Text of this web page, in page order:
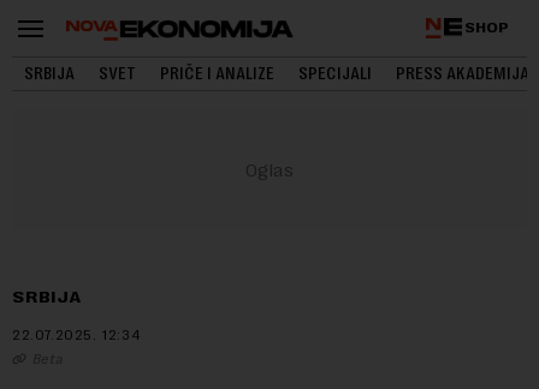
SHOP
SRBIJA SVET PRIČE I ANALIZE SPECIJALI PRESS AKADEMIJA
SRBIJA
22.07.2025. 12:34
Beta